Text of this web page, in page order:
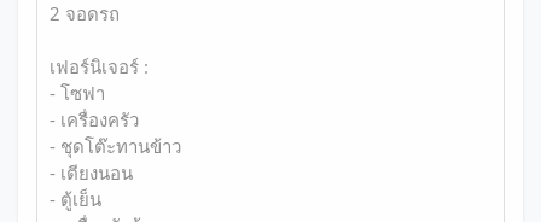
2 จอดรถ
เฟอร์นิเจอร์ :
- โซฟา
- เครื่องครัว
- ชุดโต๊ะทานข้าว
- เตียงนอน
- ตู้เย็น